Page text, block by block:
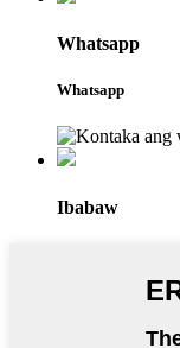
Whatsapp
Whatsapp
Ibabaw